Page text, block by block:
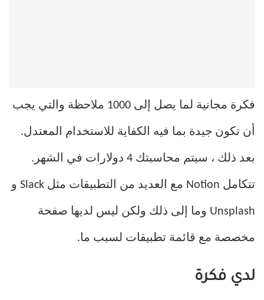
فكرة مجانية لما يصل إلى 1000 ملاحظة والتي يجب
أن تكون جيدة بما فيه الكفاية للاستخدام المعتدل.
بعد ذلك ، سيتم محاسبتك 4 دولارات في الشهر.
تتكامل Notion مع العديد من التطبيقات مثل Slack و
Unsplash وما إلى ذلك ولكن ليس لديها صفحة
مخصصة مع قائمة تطبيقات لسبب ما.
لدي فكرة